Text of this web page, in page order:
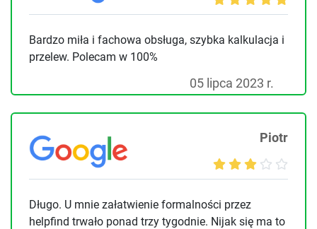
Bardzo miła i fachowa obsługa, szybka kalkulacja i
przelew. Polecam w 100%
05 lipca 2023 r.
Piotr
Długo. U mnie załatwienie formalności przez
helpfind trwało ponad trzy tygodnie. Nijak się ma to